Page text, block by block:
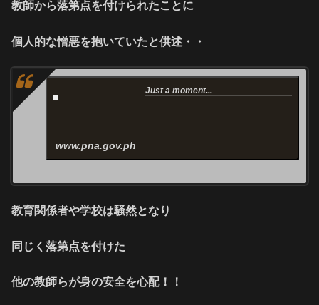
教師から落第点を付けられたことに
個人的な憎悪を抱いていたと供述・・
Just a moment...
www.pna.gov.ph
教育関係者や学校は騒然となり
同じく落第点を付けた
他の教師らが身の安全を心配！！